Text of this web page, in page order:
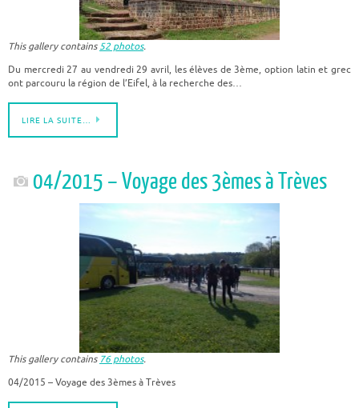
This gallery contains 52 photos.
Du mercredi 27 au vendredi 29 avril, les élèves de 3ème, option latin et grec
ont parcouru la région de l’Eifel, à la recherche des…
LIRE LA SUITE…
04/2015 – Voyage des 3èmes à Trèves
This gallery contains 76 photos.
04/2015 – Voyage des 3èmes à Trèves